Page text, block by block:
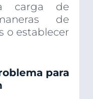
carga de
de
o establecer
para